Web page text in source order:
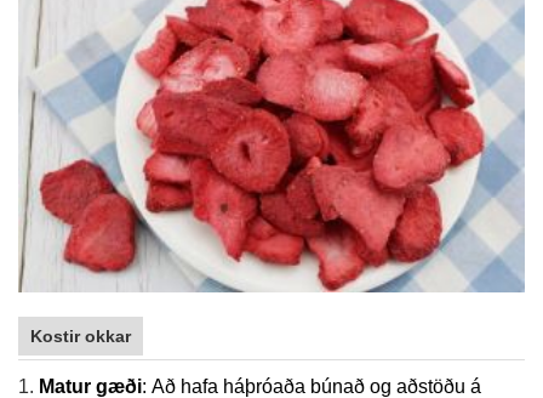
Kostir okkar
1. Matur gæði: Að hafa háþróaða búnað og aðstöðu á